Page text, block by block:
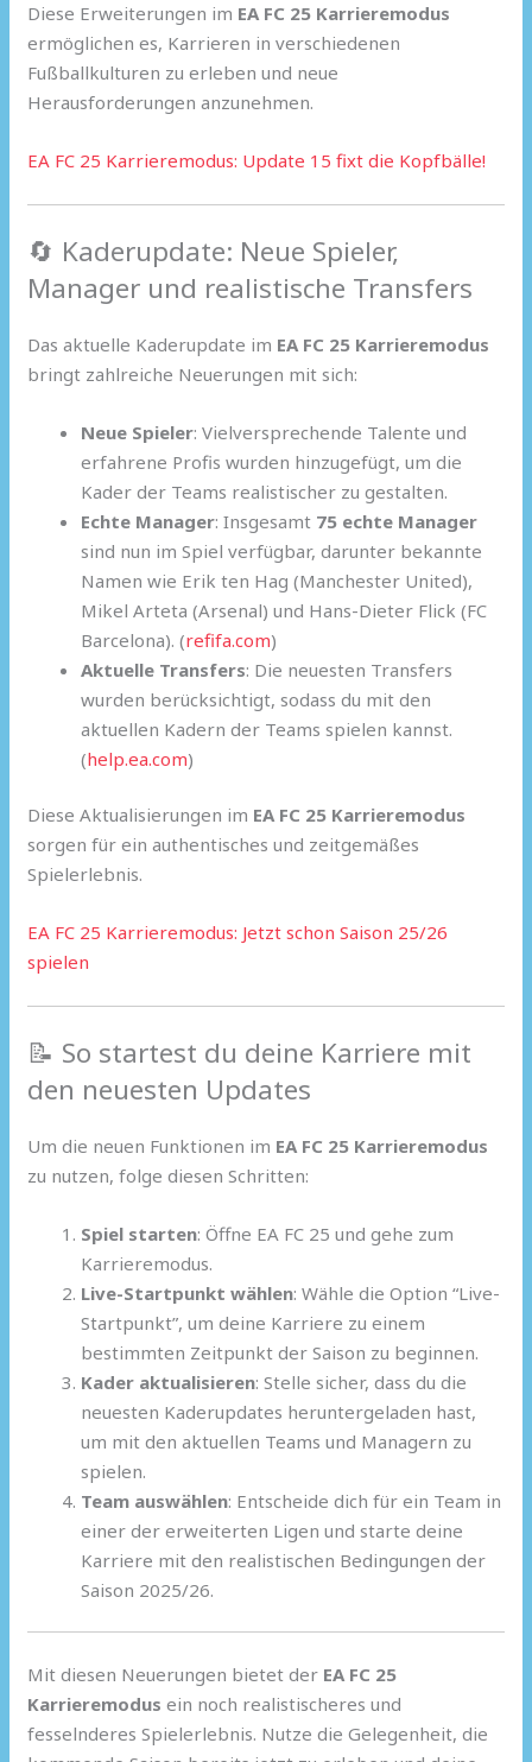
Diese Erweiterungen im EA FC 25 Karrieremodus
ermöglichen es, Karrieren in verschiedenen
Fußballkulturen zu erleben und neue
Herausforderungen anzunehmen.
EA FC 25 Karrieremodus: Update 15 fixt die Kopfbälle!
🔄 Kaderupdate: Neue Spieler,
Manager und realistische Transfers
Das aktuelle Kaderupdate im EA FC 25 Karrieremodus
bringt zahlreiche Neuerungen mit sich:
Neue Spieler: Vielversprechende Talente und
erfahrene Profis wurden hinzugefügt, um die
Kader der Teams realistischer zu gestalten.
Echte Manager: Insgesamt 75 echte Manager
sind nun im Spiel verfügbar, darunter bekannte
Namen wie Erik ten Hag (Manchester United),
Mikel Arteta (Arsenal) und Hans-Dieter Flick (FC
Barcelona). (refifa.com)
Aktuelle Transfers: Die neuesten Transfers
wurden berücksichtigt, sodass du mit den
aktuellen Kadern der Teams spielen kannst.
(help.ea.com)
Diese Aktualisierungen im EA FC 25 Karrieremodus
sorgen für ein authentisches und zeitgemäßes
Spielerlebnis.
EA FC 25 Karrieremodus: Jetzt schon Saison 25/26
spielen
📝 So startest du deine Karriere mit
den neuesten Updates
Um die neuen Funktionen im EA FC 25 Karrieremodus
zu nutzen, folge diesen Schritten:
Spiel starten: Öffne EA FC 25 und gehe zum
Karrieremodus.
Live-Startpunkt wählen: Wähle die Option “Live-
Startpunkt”, um deine Karriere zu einem
bestimmten Zeitpunkt der Saison zu beginnen.
Kader aktualisieren: Stelle sicher, dass du die
neuesten Kaderupdates heruntergeladen hast,
um mit den aktuellen Teams und Managern zu
spielen.
Team auswählen: Entscheide dich für ein Team in
einer der erweiterten Ligen und starte deine
Karriere mit den realistischen Bedingungen der
Saison 2025/26.
Mit diesen Neuerungen bietet der EA FC 25
Karrieremodus ein noch realistischeres und
fesselnderes Spielerlebnis. Nutze die Gelegenheit, die